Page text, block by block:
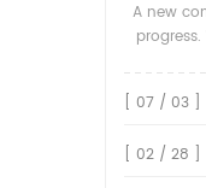
A new
[ 07 / 03 ]
[ 02 / 28 ]